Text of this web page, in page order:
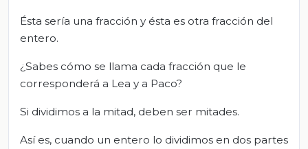
Ésta sería una fracción y ésta es otra fracción del
entero.
¿Sabes cómo se llama cada fracción que le
corresponderá a Lea y a Paco?
Si dividimos a la mitad, deben ser mitades.
Así es, cuando un entero lo dividimos en dos partes